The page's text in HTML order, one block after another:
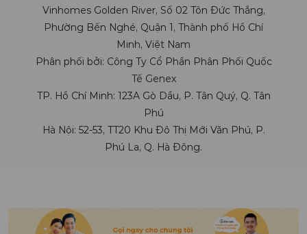
Vinhomes Golden River, Số 02 Tôn Đức Thắng,
Phường Bến Nghé, Quận 1, Thành phố Hồ Chí
Minh, Việt Nam
Phân phối bởi: Công Ty Cổ Phần Phân Phối Quốc
Tế Genex
TP. Hồ Chí Minh: 123A Gò Dầu, P. Tân Quý, Q. Tân
Phú
Hà Nội: 52-53, TT20 Khu Đô Thị Mới Văn Phú, P.
Phú La, Q. Hà Đông.